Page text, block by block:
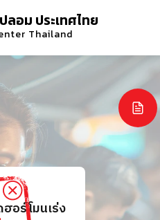
อม ประเทศไทย
Thailand
อร์โมนเร่ง